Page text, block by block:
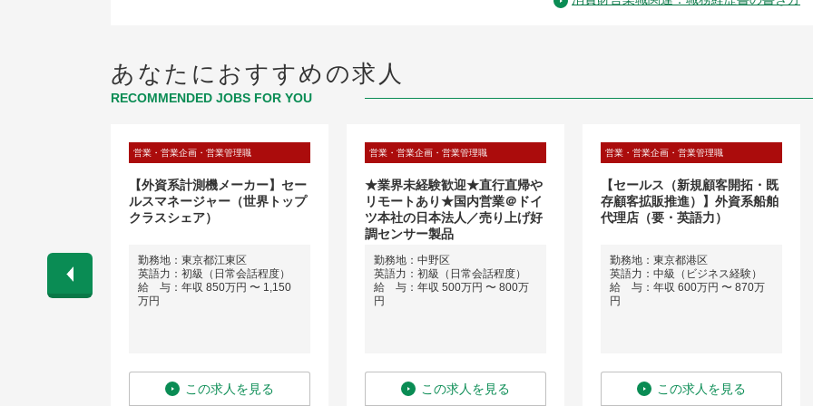
あなたにおすすめの求人
RECOMMENDED JOBS FOR YOU
営業・営業企画・営業管理職
【外資系計測機メーカー】セー
ルスマネージャー（世界トップ
クラスシェア）
勤務地：東京都江東区
英語力：初級（日常会話程度）
給 与：年収 850万円 〜 1,150
万円
この求人を見る
営業・営業企画・営業管理職
★業界未経験歓迎★直行直帰や
リモートあり★国内営業＠ドイ
ツ本社の日本法人／売り上げ好
調センサー製品
勤務地：中野区
英語力：初級（日常会話程度）
給 与：年収 500万円 〜 800万
円
この求人を見る
営業・営業企画・営業管理職
【セールス（新規顧客開拓・既
存顧客拡販推進）】外資系船舶
代理店（要・英語力）
勤務地：東京都港区
英語力：中級（ビジネス経験）
給 与：年収 600万円 〜 870万
円
この求人を見る